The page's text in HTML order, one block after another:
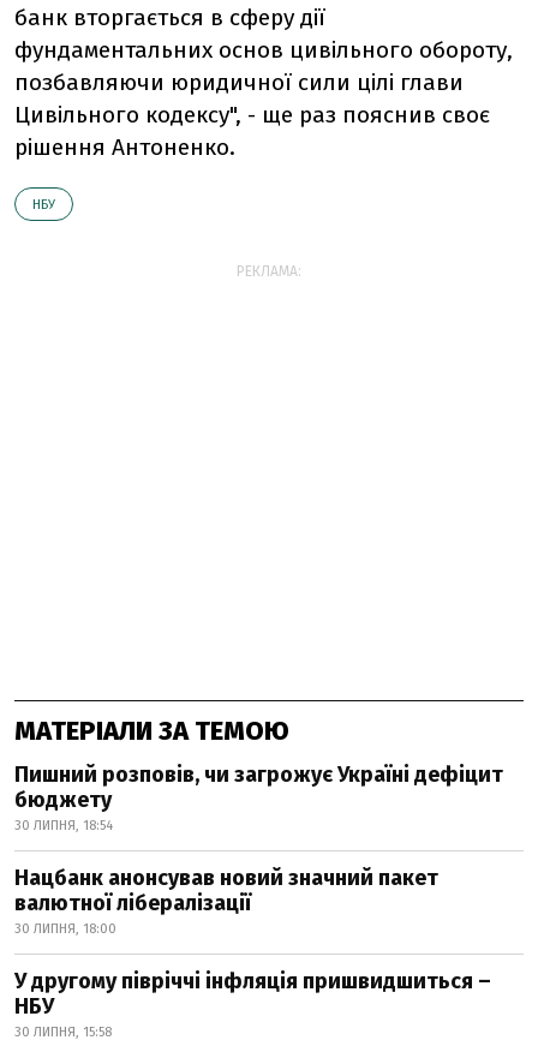
банк вторгається в сферу дії
фундаментальних основ цивільного обороту,
позбавляючи юридичної сили цілі глави
Цивільного кодексу", - ще раз пояснив своє
рішення Антоненко.
НБУ
РЕКЛАМА:
МАТЕРІАЛИ ЗА ТЕМОЮ
Пишний розповів, чи загрожує Україні дефіцит
бюджету
30 ЛИПНЯ, 18:54
Нацбанк анонсував новий значний пакет
валютної лібералізації
30 ЛИПНЯ, 18:00
У другому півріччі інфляція пришвидшиться –
НБУ
30 ЛИПНЯ, 15:58